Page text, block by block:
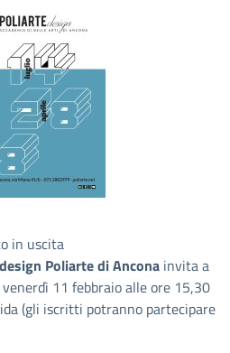
in uscita
Poliarte di Ancona invita a
venerdì 11 febbraio alle ore 15,30
(gli iscritti potranno partecipare